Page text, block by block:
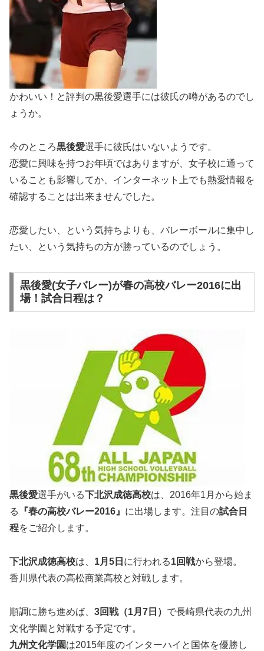
かわいい！と評判の黒後愛選手には彼氏の噂があるのでし
ょうか。
今のところ黒後愛選手に彼氏はいないようです。
恋愛に興味を持つお年頃ではありますが、女子校に通って
いることも影響してか、インターネット上でも熱愛情報を
確認することは出来ませんでした。
恋愛したい、という気持ちよりも、バレーボールに集中し
たい、という気持ちの方が勝っているのでしょう。
黒後愛(女子バレー)が春の高校バレー2016に出
場！試合日程は？
黒後愛選手がいる下北沢成徳高校は、2016年1月から始ま
る
『春の高校バレー2016』 に出場します。注目の試合日
程をご紹介します。
下北沢成徳高校は、 1月5日 に行われる1回戦から登場。
香川県代表の高松商業高校と対戦します。
順調に勝ち進めば、 3回戦（1月7日） で長崎県代表の九州
文化学園と対戦する予定です。
九州文化学園は2015年度のインターハイと国体を優勝し